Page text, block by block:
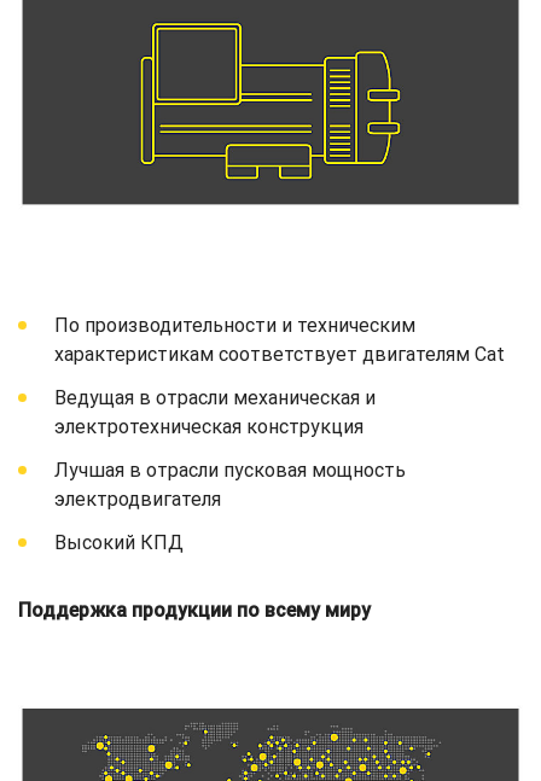
По производительности и техническим
характеристикам соответствует двигателям Cat
Ведущая в отрасли механическая и
электротехническая конструкция
Лучшая в отрасли пусковая мощность
электродвигателя
Высокий КПД
Поддержка продукции по всему миру